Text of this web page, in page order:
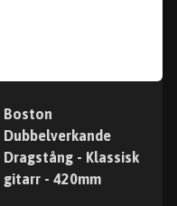
Boston
Dubbelverkande
Dragstång - Klassisk
gitarr - 420mm